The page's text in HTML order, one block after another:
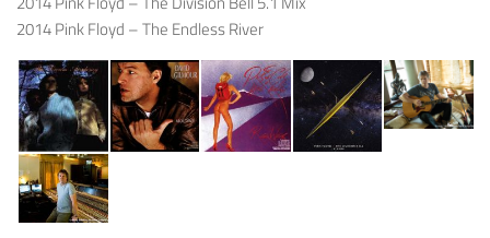
2014 Pink Floyd – The Endless River